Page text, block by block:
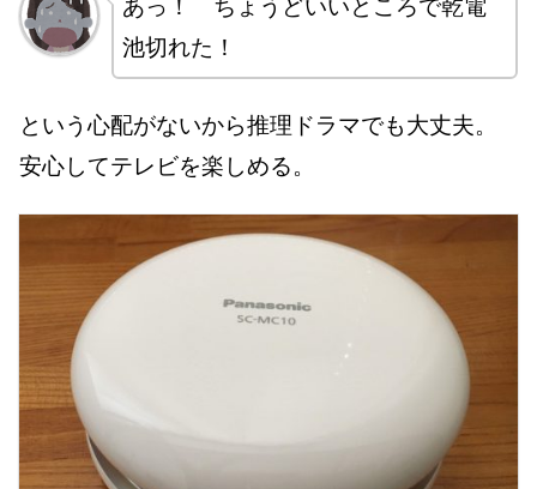
あっ！ ちょうどいいところで乾電
池切れた！
という心配がないから推理ドラマでも大丈夫。
安心してテレビを楽しめる。